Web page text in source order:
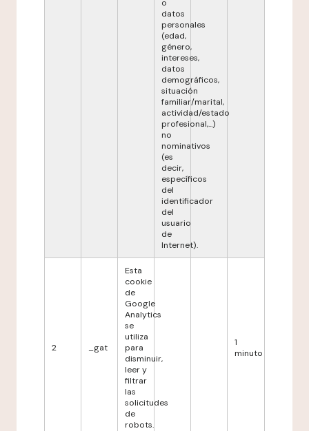
o
datos
personales
(edad,
género,
intereses,
datos
demográficos,
situación
familiar/marital,
actividad/estado
profesional,...)
no
nominativos
(es
decir,
específicos
del
identificador
del
usuario
de
Internet).
2 _gat
Esta
cookie
de
Google
Analytics
se
utiliza
para
disminuir,
leer y
filtrar
las
solicitudes
de
robots.
1
minuto